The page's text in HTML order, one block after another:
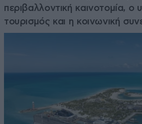
περιβαλλοντική καινοτομία, ο
τουρισμός και η κοινωνική